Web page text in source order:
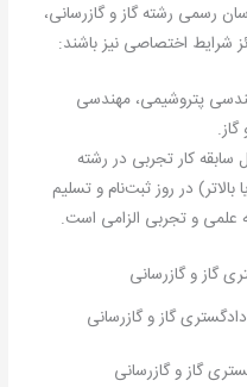
رسمی رشته گاز و گازرسانی،
شرایط اختصاصی نیز باشند:
پتروشیمی، مهندسی
مبنی بر داشتن حداقل ۵ سال سابقه کار تجربی در رشته
در روز ثبت‌نام و تسلیم
علمی و تجربی الزامی است.
گاز و گازرسانی
گاز و گازرسانی